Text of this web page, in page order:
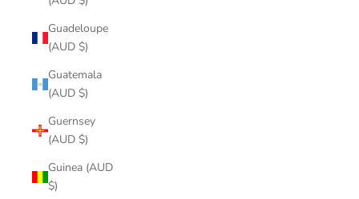
Guadeloupe
(AUD $)
Guatemala
(AUD $)
Guernsey
(AUD $)
Guinea (AUD
$)